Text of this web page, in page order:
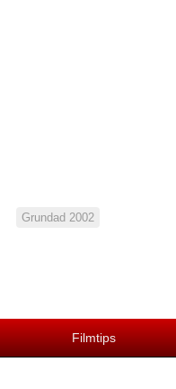
Grundad 2002
Filmtips